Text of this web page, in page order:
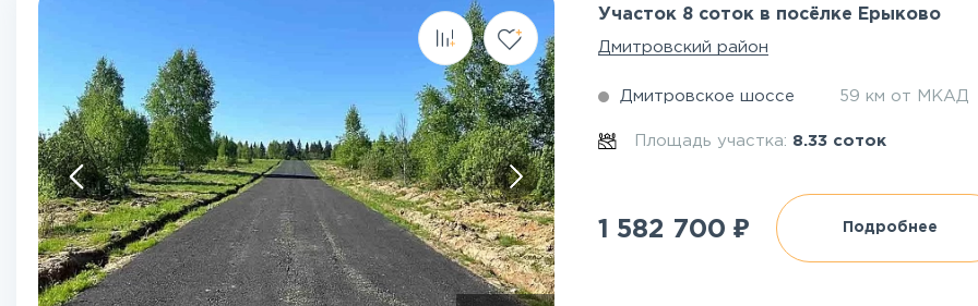
Участок 8 соток в посёлке Ерыково
Дмитровский район
Дмитровское шоссе 59 км от МКАД
Площадь участка: 8.33 соток
1 582 700 ₽ Подробнее